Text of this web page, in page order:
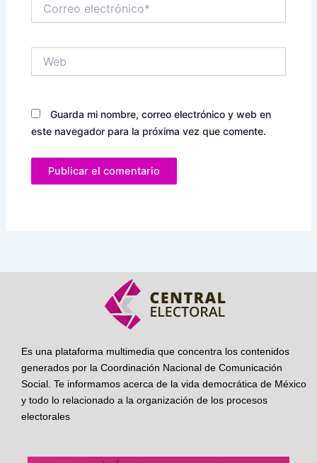
electrónico*
Guarda mi nombre, correo electrónico y web en
este navegador para la próxima vez que comente.
Es una plataforma multimedia que concentra los contenidos
generados por la Coordinación Nacional de Comunicación
Social. Te informamos acerca de la vida democrática de México
y todo lo relacionado a la organización de los procesos
electorales